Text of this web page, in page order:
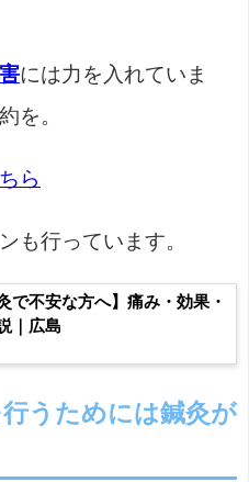
には力を入れていま
を。
ら
も行っています。
で不安な方へ】痛み・効果・
｜広島
うためには鍼灸が